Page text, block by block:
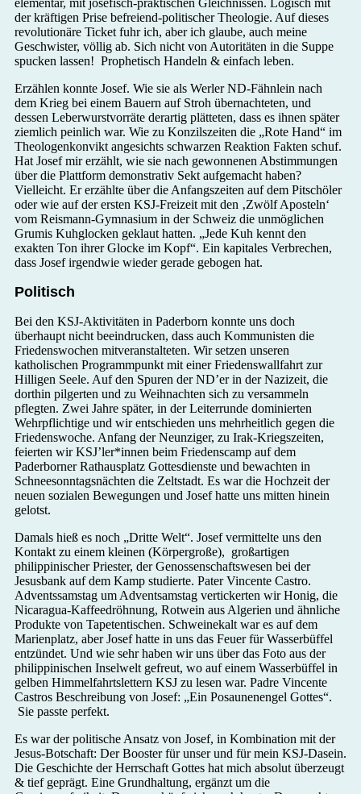
elementar, mit josefisch-praktischen Gleichnissen. Logisch mit
der kräftigen Prise befreiend-politischer Theologie. Auf dieses
revolutionäre Ticket fuhr ich, aber ich glaube, auch meine
Geschwister, völlig ab. Sich nicht von Autoritäten in die Suppe
spucken lassen! Prophetisch Handeln & einfach leben.
Erzählen konnte Josef. Wie sie als Werler ND-Fähnlein nach
dem Krieg bei einem Bauern auf Stroh übernachteten, und
dessen Leberwurstvorräte derartig plätteten, dass es ihnen später
ziemlich peinlich war. Wie zu Konzilszeiten die „Rote Hand“ im
Theologenkonvikt angesichts schwarzen Reaktion Fakten schuf.
Hat Josef mir erzählt, wie sie nach gewonnenen Abstimmungen
über die Plattform demonstrativ Sekt aufgemacht haben?
Vielleicht. Er erzählte über die Anfangszeiten auf dem Pitschöler
oder wie auf der ersten KSJ-Freizeit mit den ‚Zwölf Aposteln‘
vom Reismann-Gymnasium in der Schweiz die unmöglichen
Grumis Kuhglocken geklaut hatten. „Jede Kuh kennt den
exakten Ton ihrer Glocke im Kopf“. Ein kapitales Verbrechen,
dass Josef irgendwie wieder gerade gebogen hat.
Politisch
Bei den KSJ-Aktivitäten in Paderborn konnte uns doch
überhaupt nicht beeindrucken, dass auch Kommunisten die
Friedenswochen mitveranstalteten. Wir setzen unseren
katholischen Programmpunkt mit einer Friedenswallfahrt zur
Hilligen Seele. Auf den Spuren der ND’er in der Nazizeit, die
dorthin pilgerten und zu Weihnachten sich zu versammeln
pflegten. Zwei Jahre später, in der Leiterrunde dominierten
Wehrpflichtige und wir entschieden uns mehrheitlich gegen die
Friedenswoche. Anfang der Neunziger, zu Irak-Kriegszeiten,
feierten wir KSJ’ler*innen beim Friedenscamp auf dem
Paderborner Rathausplatz Gottesdienste und bewachten in
Schneesonntagsnächten die Zeltstadt. Es war die Hochzeit der
neuen sozialen Bewegungen und Josef hatte uns mitten hinein
gelotst.
Damals hieß es noch „Dritte Welt“. Josef vermittelte uns den
Kontakt zu einem kleinen (Körpergroße), großartigen
philippinischer Priester, der Genossenschaftswesen bei der
Jesusbank auf dem Kamp studierte. Pater Vincente Castro.
Adventssamstag um Adventsamstag vertickerten wir Honig, die
Nicaragua-Kaffeedröhnung, Rotwein aus Algerien und ähnliche
Produkte von Tapetentischen. Schweinekalt war es auf dem
Marienplatz, aber Josef hatte in uns das Feuer für Wasserbüffel
entzündet. Und wie sehr haben wir uns über das Foto aus der
philippinischen Inselwelt gefreut, wo auf einem Wasserbüffel in
gelben Himmelfahrtslettern KSJ zu lesen war. Padre Vincente
Castros Beschreibung von Josef: „Ein Posaunenengel Gottes“.
Sie passte perfekt.
Es war der politische Ansatz von Josef, in Kombination mit der
Jesus-Botschaft: Der Booster für unser und für mein KSJ-Dasein.
Die Geschichte der Herrschaft Gottes hat mich absolut überzeugt
& tief geprägt. Eine Grundhaltung, ergänzt um die